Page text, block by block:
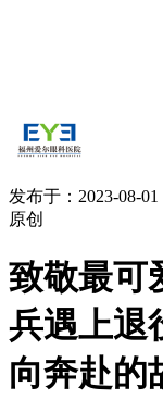
发布于：2023-08-01
原创
致敬最
兵遇上退
向奔赴的